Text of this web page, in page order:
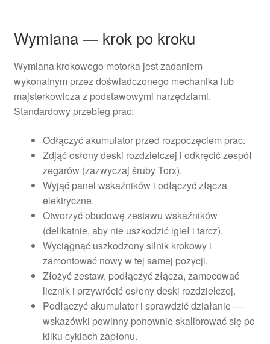
Wymiana — krok po kroku
Wymiana krokowego motorka jest zadaniem
wykonalnym przez doświadczonego mechanika lub
majsterkowicza z podstawowymi narzędziami.
Standardowy przebieg prac:
Odłączyć akumulator przed rozpoczęciem prac.
Zdjąć osłony deski rozdzielczej i odkręcić zespół
zegarów (zazwyczaj śruby Torx).
Wyjąć panel wskaźników i odłączyć złącza
elektryczne.
Otworzyć obudowę zestawu wskaźników
(delikatnie, aby nie uszkodzić igieł i tarcz).
Wyciągnąć uszkodzony silnik krokowy i
zamontować nowy w tej samej pozycji.
Złożyć zestaw, podłączyć złącza, zamocować
licznik i przywrócić osłony deski rozdzielczej.
Podłączyć akumulator i sprawdzić działanie —
wskazówki powinny ponownie skalibrować się po
kilku cyklach zapłonu.